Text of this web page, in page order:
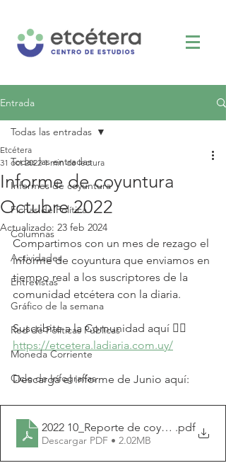
Entrada
Todas las entradas
Informes de coyuntura
Fichas de Política
Columnas
Actividades
Entrevistas
Gráfico de la semana
Red de Políticas Públicas
Moneda Corriente
Ciclo de Infografías
Todas las entradas
Informe de coyuntura
Octubre 2022
Etcétera
31 oct 2022 1 min de lectura
Actualizado: 23 feb 2024
Compartimos con un mes de rezago el
informe de coyuntura que enviamos en
tiempo real a los suscriptores de la
comunidad etcétera con la diaria.
Suscribite a la Comunidad aquí 👉🏼
https://etcetera.ladiaria.com.uy/
Descargá el informe de Junio aquí:
2022 10_Reporte de coyuntura
.pdf
Descargar PDF • 2.02MB